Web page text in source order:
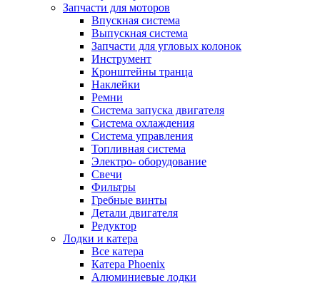
Запчасти для моторов
Впускная система
Выпускная система
Запчасти для угловых колонок
Инструмент
Кронштейны транца
Наклейки
Ремни
Система запуска двигателя
Система охлаждения
Система управления
Топливная система
Электро- оборудование
Свечи
Фильтры
Гребные винты
Детали двигателя
Редуктор
Лодки и катера
Все катера
Катера Phoenix
Алюминиевые лодки